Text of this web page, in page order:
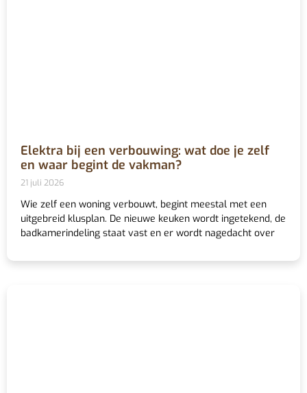
Elektra bij een verbouwing: wat doe je zelf
en waar begint de vakman?
21 juli 2026
Wie zelf een woning verbouwt, begint meestal met een
uitgebreid klusplan. De nieuwe keuken wordt ingetekend, de
badkamerindeling staat vast en er wordt nagedacht over